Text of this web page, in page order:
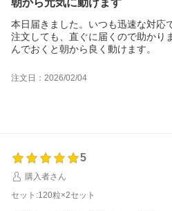
本日届きました。いつも迅速な対応
注文しても、直ぐに届くので助かり
注文日：2026/02/04
5
購入者さん
セット:120粒×2セット